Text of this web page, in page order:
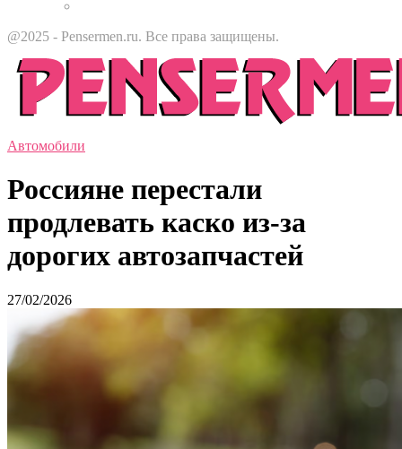
@2025 - Pensermen.ru. Все права защищены.
Автомобили
Россияне перестали
продлевать каско из-за
дорогих автозапчастей
27/02/2026